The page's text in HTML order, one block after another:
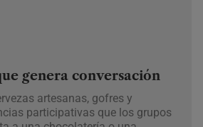
genera conversación
artesanas, gofres y
participativas que los grupos